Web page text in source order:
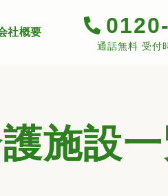
社概要
通話無料 受付
施設